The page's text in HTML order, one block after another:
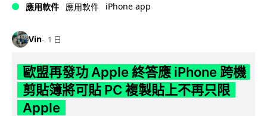
應用軟件 應用軟件 iPhone app
Vin 1 日
歐盟再發功 Apple 終答應 iPhone 跨機
剪貼簿將可貼 PC 複製貼上不再只限
Apple